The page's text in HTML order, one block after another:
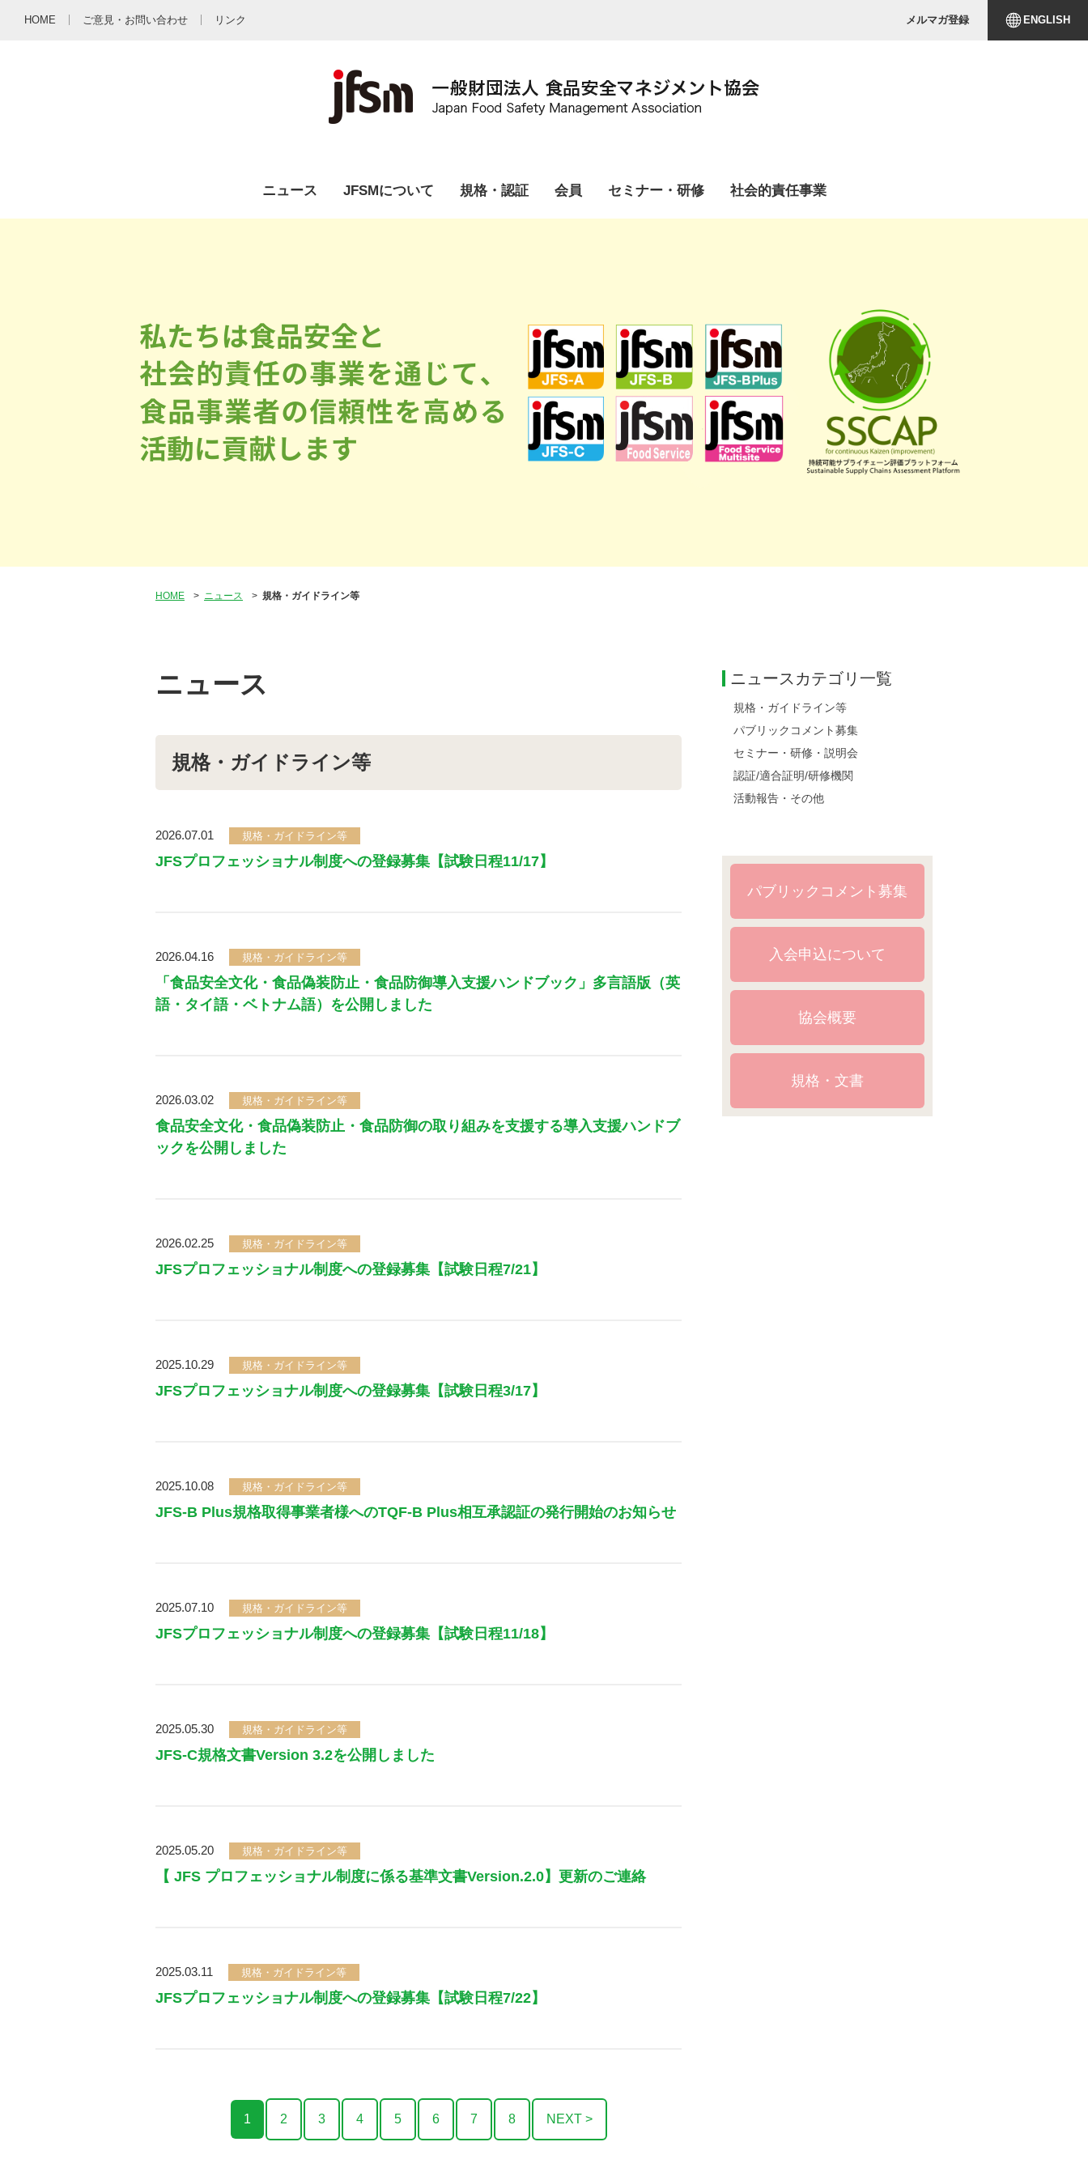
ニュース JFSMについて 規格・認証 会員 セミナー・研修 社会的責任事業
HOME ご意見・お問い合わせ リンク メルマガ登録 ENGLISH
HOME > ニュース > 規格・ガイドライン等
ニュース
規格・ガイドライン等
2026.07.01 規格・ガイドライン等
JFSプロフェッショナル制度への登録募集【試験日程11/17】
2026.04.16 規格・ガイドライン等
「食品安全文化・食品偽装防止・食品防御導入支援ハンドブック」多言語版（英
語・タイ語・ベトナム語）を公開しました
2026.03.02 規格・ガイドライン等
食品安全文化・食品偽装防止・食品防御の取り組みを支援する導入支援ハンドブ
ックを公開しました
2026.02.25 規格・ガイドライン等
JFSプロフェッショナル制度への登録募集【試験日程7/21】
2025.10.29 規格・ガイドライン等
JFSプロフェッショナル制度への登録募集【試験日程3/17】
2025.10.08 規格・ガイドライン等
JFS-B Plus規格取得事業者様へのTQF-B Plus相互承認証の発行開始のお知らせ
2025.07.10 規格・ガイドライン等
JFSプロフェッショナル制度への登録募集【試験日程11/18】
2025.05.30 規格・ガイドライン等
JFS-C規格文書Version 3.2を公開しました
2025.05.20 規格・ガイドライン等
【 JFS プロフェッショナル制度に係る基準文書Version.2.0】更新のご連絡
2025.03.11 規格・ガイドライン等
JFSプロフェッショナル制度への登録募集【試験日程7/22】
1 2 3 4 5 6 7 8 NEXT >
ニュースカテゴリ一覧
規格・ガイドライン等
パブリックコメント募集
セミナー・研修・説明会
認証/適合証明/研修機関
活動報告・その他
パブリックコメント募集
入会申込について
協会概要
規格・文書